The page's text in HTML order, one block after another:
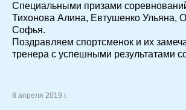
Специальными призами
Тихонова Алина, Евтушенко Ульяна,
Софья.
Поздравляем спортсменок и их
тренера с успешными результатами
8 апреля 2019 г.